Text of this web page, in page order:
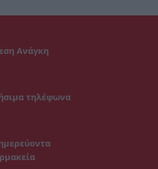
Ανάγκη
τηλέφωνα